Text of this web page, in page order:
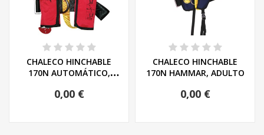
CHALECO HINCHABLE
170N AUTOMÁTICO,
0,00 €
CHALECO HINCHABLE
170N HAMMAR, ADULTO
0,00 €